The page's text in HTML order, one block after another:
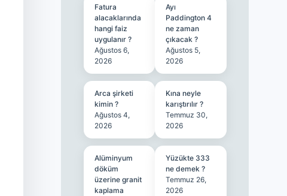
Fatura
alacaklarında
hangi faiz
uygulanır ?
Ağustos 6,
2026
Ayı
Paddington 4
ne zaman
çıkacak ?
Ağustos 5,
2026
Arca şirketi
kimin ?
Ağustos 4,
2026
Kına neyle
karıştırılır ?
Temmuz 30,
2026
Alüminyum
döküm
üzerine granit
kaplama
Yüzükte 333
ne demek ?
Temmuz 26,
2026